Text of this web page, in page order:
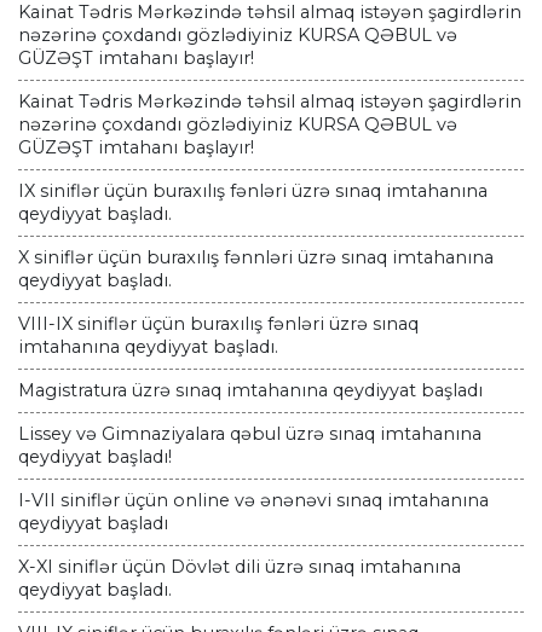
Kainat Tədris Mərkəzində təhsil almaq istəyən şagirdlərin
nəzərinə çoxdandı gözlədiyiniz KURSA QƏBUL və
GÜZƏŞT imtahanı başlayır!
Kainat Tədris Mərkəzində təhsil almaq istəyən şagirdlərin
nəzərinə çoxdandı gözlədiyiniz KURSA QƏBUL və
GÜZƏŞT imtahanı başlayır!
IX siniflər üçün buraxılış fənləri üzrə sınaq imtahanına
qeydiyyat başladı.
X siniflər üçün buraxılış fənnləri üzrə sınaq imtahanına
qeydiyyat başladı.
VIII-IX siniflər üçün buraxılış fənləri üzrə sınaq
imtahanına qeydiyyat başladı.
Magistratura üzrə sınaq imtahanına qeydiyyat başladı
Lissey və Gimnaziyalara qəbul üzrə sınaq imtahanına
qeydiyyat başladı!
I-VII siniflər üçün online və ənənəvi sınaq imtahanına
qeydiyyat başladı
X-XI siniflər üçün Dövlət dili üzrə sınaq imtahanına
qeydiyyat başladı.